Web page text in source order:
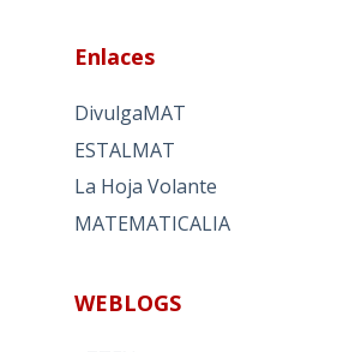
Enlaces
DivulgaMAT
ESTALMAT
La Hoja Volante
MATEMATICALIA
WEBLOGS